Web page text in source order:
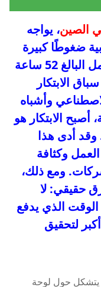
، يواجه
ضغوطًا كبيرة
بسبب الحد الأقصى لساعات العمل البالغ 52 ساعة
الابتكار
وأشباه
الابتكار هو
وقد أدى هذا
وكثافة
ومع ذلك،
حقيقي: لا
الذي يدفع
لتحقيق